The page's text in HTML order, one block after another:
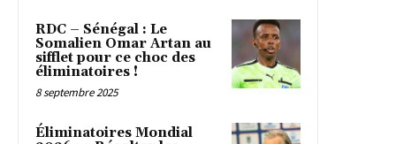
RDC – Sénégal : Le
Somalien Omar Artan au
sifflet pour ce choc des
éliminatoires !
8 septembre 2025
Éliminatoires Mondial